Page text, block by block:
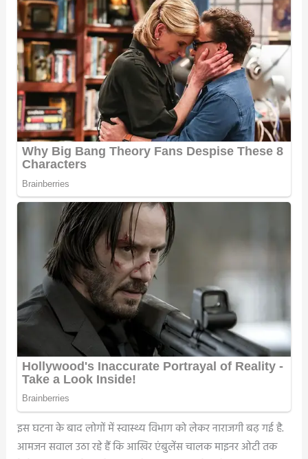
इस घटना के बाद लोगों में स्वास्थ्य विभाग को लेकर नाराजगी बढ़ गई है.
आमजन सवाल उठा रहे हैं कि आखिर एंबुलेंस चालक माइनर ओटी तक